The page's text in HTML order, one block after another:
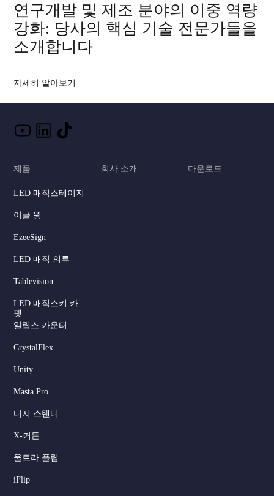
연구개발 및 제조 분야의 이중 역량
강화: 당사의 핵심 기술 전문가들을
소개합니다
자세히 알아보기
제품
LED 매직스테이지
이글 윙
EzeeSign
LED 매직 의류
Tablevision
LED 매직스키 카
펫
일립스 카운터
CrystalFlex
Unity
Masta Pro
디지 스탠디
X-커튼
울트라 플립
iFlip
회사 소개 다운로드